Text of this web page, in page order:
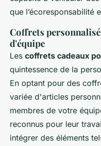
que l’écoresponsabilité
Coffrets
d'équipe
Les coffrets cadeaux
quintessence de la
En optant pour des
variée d'articles
membres de votre
reconnus pour leur
intégrer des éléments